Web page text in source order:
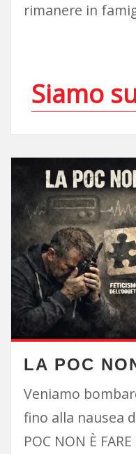
rimanere in
Siamo
LA POC
Veniamo
fino alla nausea
POC NON È